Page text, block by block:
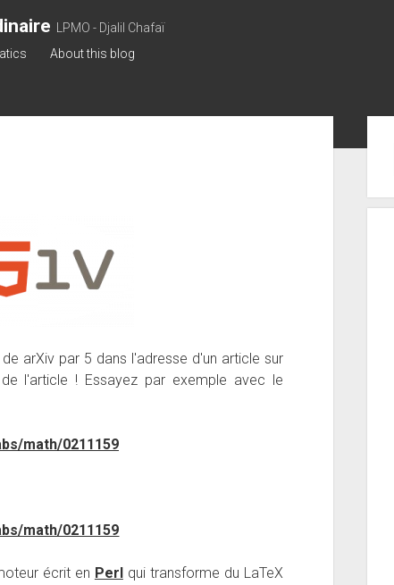
LPMO - Djalil Chafaï
About this blog
arXiv par 5 dans l'adresse d'un article sur
l'article ! Essayez par exemple avec le
math/0211159
math/0211159
écrit en Perlqui transforme du LaTeX